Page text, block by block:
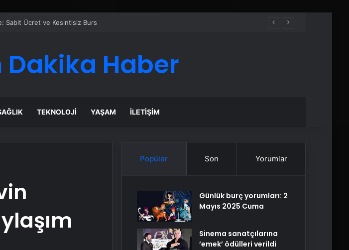
Haber
TEKNOLOJI YAŞAM İLETIŞIM
Popüler Son Yorumlar
Günlük burç yorumları: 2
Mayıs 2025 Cuma
Sinema sanatçılarına
’emek’ ödülleri verildi